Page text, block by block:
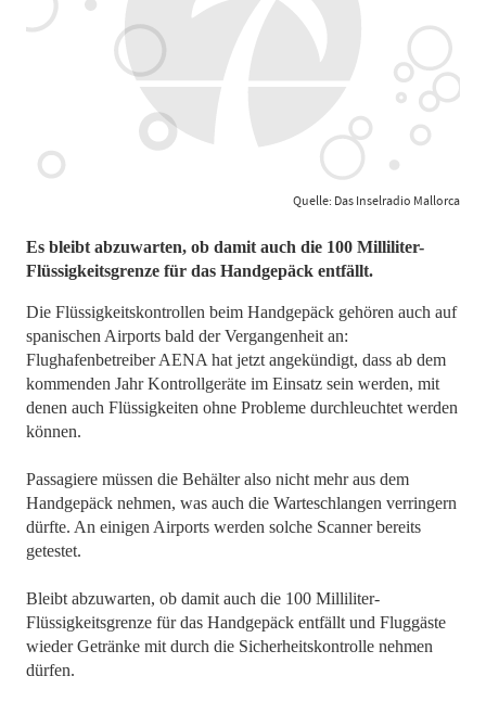
Quelle: Das Inselradio Mallorca
Es bleibt abzuwarten, ob damit auch die 100 Milliliter-
Flüssigkeitsgrenze für das Handgepäck entfällt.
Die Flüssigkeitskontrollen beim Handgepäck gehören auch auf
spanischen Airports bald der Vergangenheit an:
Flughafenbetreiber AENA hat jetzt angekündigt, dass ab dem
kommenden Jahr Kontrollgeräte im Einsatz sein werden, mit
denen auch Flüssigkeiten ohne Probleme durchleuchtet werden
können.
Passagiere müssen die Behälter also nicht mehr aus dem
Handgepäck nehmen, was auch die Warteschlangen verringern
dürfte. An einigen Airports werden solche Scanner bereits
getestet.
Bleibt abzuwarten, ob damit auch die 100 Milliliter-
Flüssigkeitsgrenze für das Handgepäck entfällt und Fluggäste
wieder Getränke mit durch die Sicherheitskontrolle nehmen
dürfen.